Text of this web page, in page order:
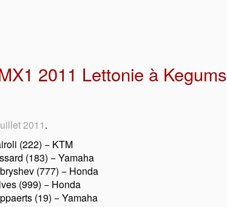
2011 Lettonie à Kegums
2011.
(222) − KTM
(183) − Yamaha
(777) − Honda
(999) − Honda
(19) − Yamaha